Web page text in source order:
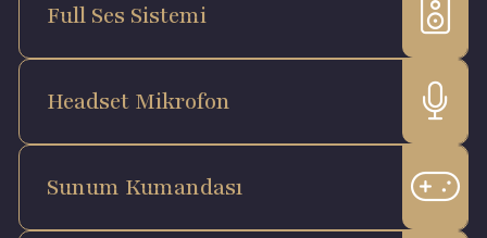
Full Ses Sistemi
Headset Mikrofon
Sunum Kumandası